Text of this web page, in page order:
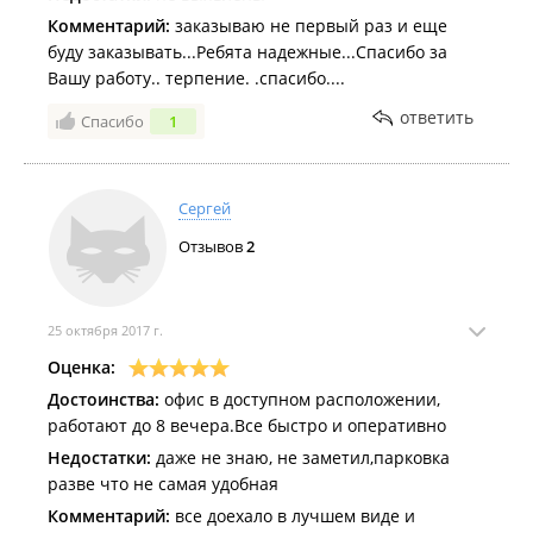
Комментарий: заказываю не первый раз и еще
буду заказывать...Ребята надежные...Спасибо за
Вашу работу.. терпение. .спасибо....
Спасибо 1 ответить
Сергей
Отзывов2
25 октября 2017 г.
Оценка:
Достоинства: офис в доступном расположении,
работают до 8 вечера.Все быстро и оперативно
Недостатки: даже не знаю, не заметил,парковка
разве что не самая удобная
Комментарий: все доехало в лучшем виде и